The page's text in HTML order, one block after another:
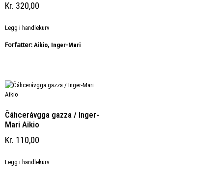
Kr 320,00
Legg i handlekurv
Forfatter: Aikio, Inger-Mari
Čáhcerávgga gazza / Inger-
Mari Aikio
Kr 110,00
Legg i handlekurv